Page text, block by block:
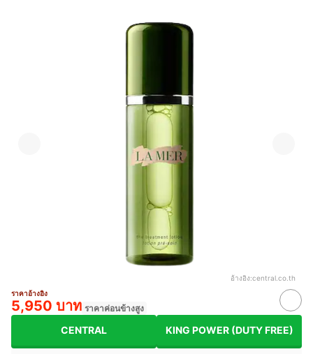
อ้างอิง:central.co.th
ราคาอ้างอิง
5,950 บาท ราคาค่อนข้างสูง
CENTRAL KING POWER (DUTY FREE)